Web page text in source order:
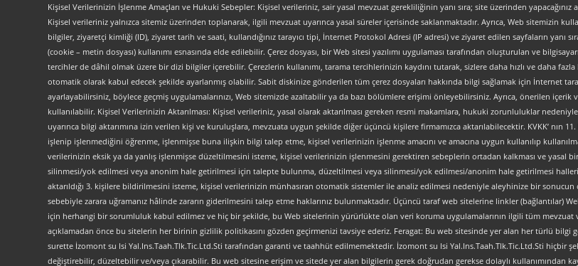
Kişisel Verilerinizin İşlenme Amaçları ve Hukuki Sebepler: Kişisel verileriniz, sair yasal mevzuat gerekliliğinin yanı sıra; site üzerinden
Kişisel verileriniz yalnızca sitemiz üzerinden toplanarak, ilgili mevzuat uyarınca yasal süreler içerisinde saklanmaktadır. Ayrıca, Web sitemizin
bilgiler, ziyaretçi kimliği (ID), ziyaret tarih ve saati, kullandığınız tarayıcı tipi, İnternet Protokol Adresi (IP adresi) ve ziyaret edilen sayfaların
(cookie – metin dosyası) kullanımı esnasında elde edilebilir. Çerez dosyası, bir Web sitesi yazılımı uygulaması tarafından oluşturulan ve
tercihler de dâhil olmak üzere bir dizi bilgiler içerebilir. Çerezlerin kullanımı, tarama tercihlerinizin kaydını tutarak, sizlere daha hızlı ve daha
otomatik olarak kabul edecek şekilde ayarlanmış olabilir. Sabit diskinize gönderilen tüm çerez dosyaları hakkında bilgi sağlamak için İnternet
ayarlayabilirsiniz, böylece geçmiş uygulamalarınızı, Web sitemizde azaltabilir ya da bazı bölümlere erişimi önleyebilirsiniz. Ayrıca, önerilen
kullanılabilir. Kişisel Verilerinizin Aktarılması: Kişisel verileriniz, yasal olarak aktarılması gereken resmi makamlara, hukuki zorunluluklar
uyarınca bilgi aktarımına izin verilen kişi ve kuruluşlara, mevzuata uygun şekilde diğer üçüncü kişilere firmamızca aktarılabilecektir. KVKK’ nın
işlenip işlenmediğini öğrenme, işlenmişse buna ilişkin bilgi talep etme, kişisel verilerinizin işlenme amacını ve amacına uygun kullanılıp
verilerinizin eksik ya da yanlış işlenmişse düzeltilmesini isteme, kişisel verilerinizin işlenmesini gerektiren sebeplerin ortadan kalkması ve yasal
silinmesi/yok edilmesi veya anonim hale getirilmesi için talepte bulunma, düzeltilmesi veya silinmesi/yok edilmesi/anonim hale getirilmesi
aktarıldığı 3. kişilere bildirilmesini isteme, kişisel verilerinizin münhasıran otomatik sistemler ile analiz edilmesi nedeniyle aleyhinize bir
sebebiyle zarara uğramanız hâlinde zararın giderilmesini talep etme haklarınız bulunmaktadır. Üçüncü taraf web sitelerine linkler (bağlantılar)
için herhangi bir sorumluluk kabul edilmez ve hiç bir şekilde, bu Web sitelerinin yürürlükte olan veri koruma uygulamalarının ilgili tüm
açıklamadan önce bu sitelerin her birinin gizlilik politikasını gözden geçirmenizi tavsiye ederiz. Feragat: Bu web sitesinde yer alan her türlü
surette İzomont su Isi Yal.Ins.Taah.Tlk.Tic.Ltd.Sti tarafından garanti ve taahhüt edilmemektedir. İzomont su Isi Yal.Ins.Taah.Tlk.Tic.Ltd.Sti hiçbir
değiştirebilir, düzeltebilir ve/veya çıkarabilir. Bu web sitesine erişim ve sitede yer alan bilgilerin gerek doğrudan gerekse dolaylı kullanımından